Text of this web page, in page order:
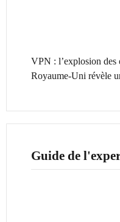
VPN : l’explosion des
Royaume-Uni révèle
Guide de